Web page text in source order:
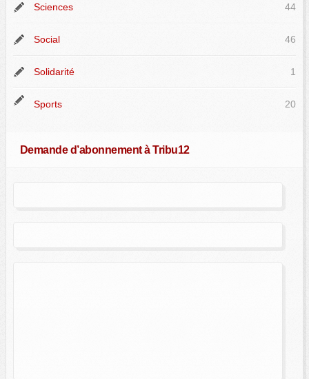
Sciences 44
Social 46
Solidarité 1
Sports 20
Demande d’abonnement à Tribu12